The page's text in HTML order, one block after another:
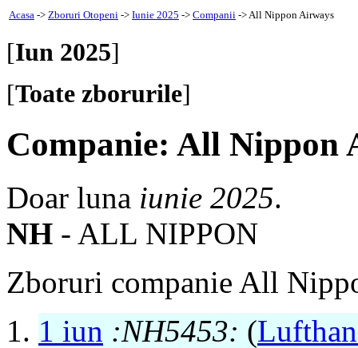
Acasa -> Zboruri Otopeni -> Iunie 2025 -> Companii -> All Nippon Airways
[Iun 2025]
[Toate zborurile]
Companie: All Nippon
Doar luna iunie 2025.
NH - ALL NIPPON
Zboruri companie All
1 iun :NH5453: (